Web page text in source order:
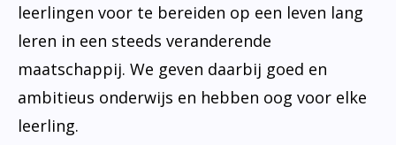
leerlingen voor te bereiden op een leven lang
leren in een steeds veranderende
maatschappij. We geven daarbij goed en
ambitieus onderwijs en hebben oog voor elke
leerling.